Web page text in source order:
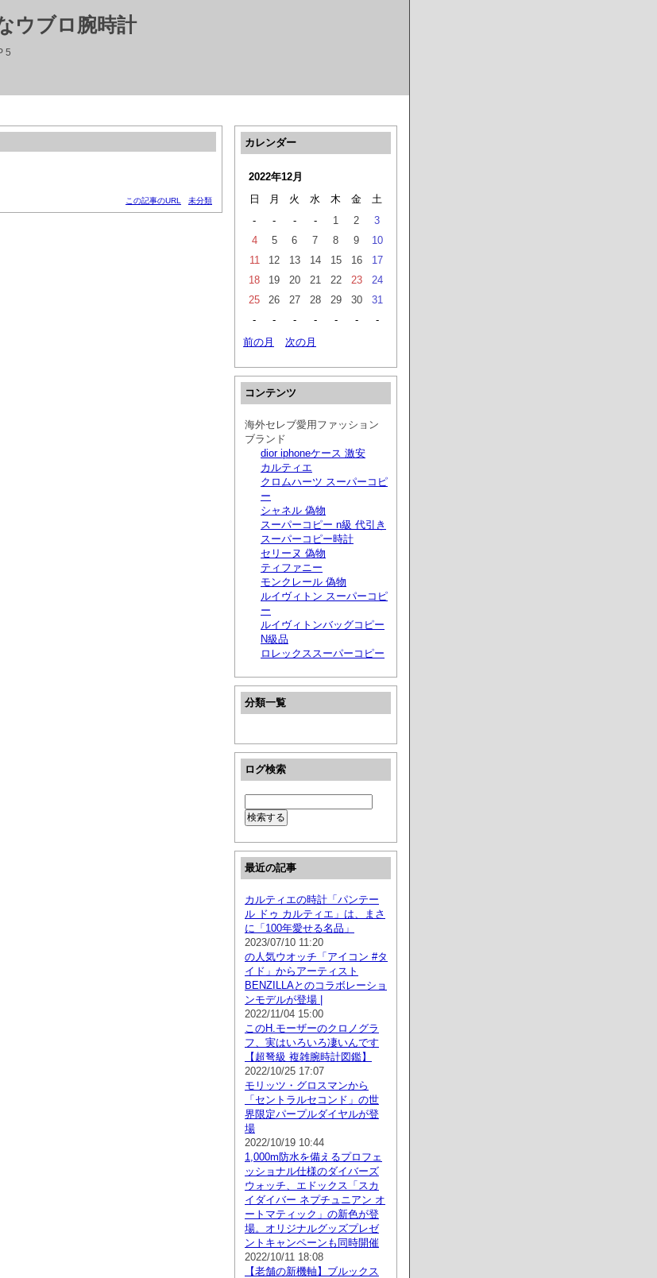
ウブロ腕時計
5
この記事のURL 未分類
カレンダー
2022年12月
日
月 火 水 木 金
土
-
- - - 1 2
3
4
5 6 7 8 9
10
11
12 13 14 15 16
17
18
19 20 21 22 23
24
25
26 27 28 29 30
31
-
- - - - -
-
前の月
次の月
コンテンツ
海外セレブ愛用ファッション
ブランド
dior iphoneケース 激安
カルティエ
クロムハーツ スーパーコピ
ー
シャネル 偽物
スーパーコピー n級 代引き
スーパーコピー時計
セリーヌ 偽物
ティファニー
モンクレール 偽物
ルイヴィトン スーパーコピ
ー
ルイヴィトンバッグコピー
N級品
ロレックススーパーコピー
分類一覧
ログ検索
最近の記事
カルティエの時計「パンテー
ル ドゥ カルティエ」は、まさ
に「100年愛せる名品」
2023/07/10 11:20
の人気ウオッチ「アイコン #タ
イド」からアーティスト
BENZILLAとのコラボレーショ
ンモデルが登場 |
2022/11/04 15:00
このH.モーザーのクロノグラ
フ、実はいろいろ凄いんです
【超弩級 複雑腕時計図鑑】
2022/10/25 17:07
モリッツ・グロスマンから
「セントラルセコンド」の世
界限定パープルダイヤルが登
場
2022/10/19 10:44
1,000m防水を備えるプロフェ
ッショナル仕様のダイバーズ
ウォッチ、エドックス「スカ
イダイバー ネプチュニアン オ
ートマティック」の新色が登
場。オリジナルグッズプレゼ
ントキャンペーンも同時開催
2022/10/11 18:08
【老舗の新機軸】ブルックス